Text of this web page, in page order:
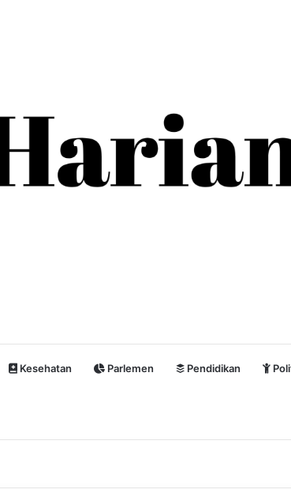
Kesehatan Parlemen Pendidikan